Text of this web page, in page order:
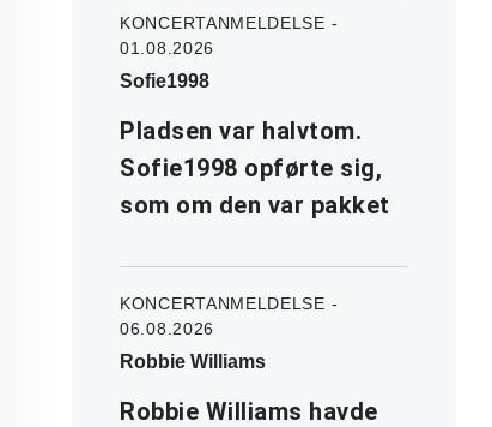
KONCERTANMELDELSE -
01.08.2026
Sofie1998
Pladsen var halvtom.
Sofie1998 opførte sig,
som om den var pakket
KONCERTANMELDELSE -
06.08.2026
Robbie Williams
Robbie Williams havde